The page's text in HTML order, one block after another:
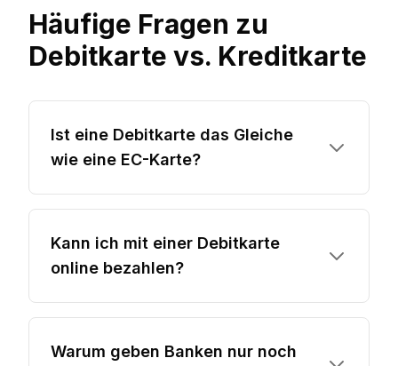
Häufige Fragen zu
Debitkarte vs. Kreditkarte
Ist eine Debitkarte das Gleiche
wie eine EC-Karte?
Kann ich mit einer Debitkarte
online bezahlen?
Warum geben Banken nur noch